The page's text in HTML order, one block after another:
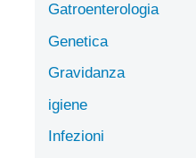
Gatroenterologia
Genetica
Gravidanza
igiene
Infezioni